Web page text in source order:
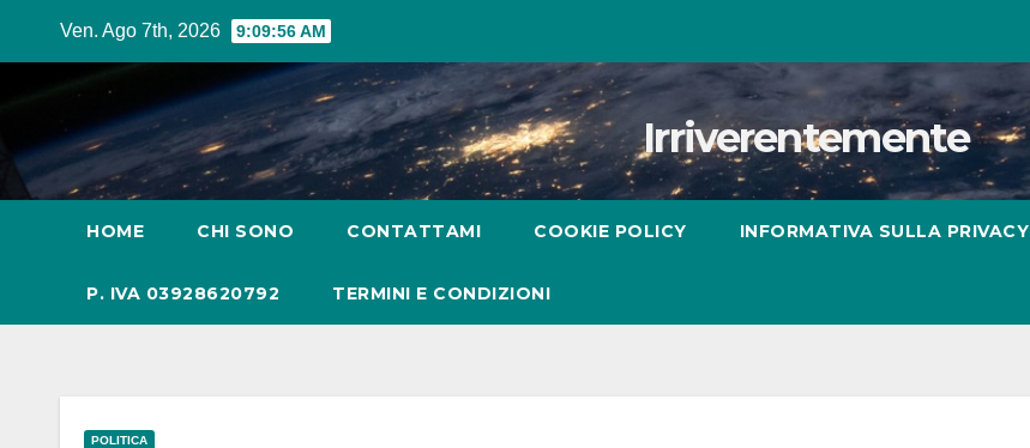
Ven. Ago 7th, 2026 9:09:58 AM
Irriverentemente
HOME CHI SONO CONTATTAMI COOKIE POLICY INFORMATIVA SULLA PRIVACY
P. IVA 03928620792 TERMINI E CONDIZIONI
POLITICA